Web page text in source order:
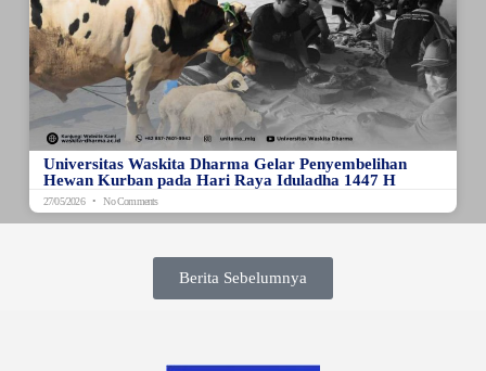
Universitas Waskita Dharma Gelar Penyembelihan
Hewan Kurban pada Hari Raya Iduladha 1447 H
27/05/2026 No Comments
Berita Sebelumnya